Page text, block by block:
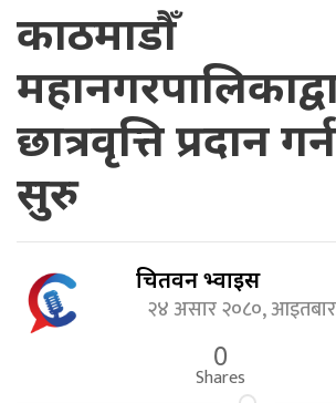
काठमाडौँ
छात्रवृत्ति प्रदान
सुरु
चितवन भ्वाईस
२४ असार २०८०, आइतबार
0
Shares